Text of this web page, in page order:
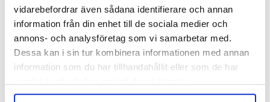
vidarebefordrar även sådana identifierare och annan
information från din enhet till de sociala medier och
annons- och analysföretag som vi samarbetar med.
Dessa kan i sin tur kombinera informationen med annan
information som du har tillhandahållit eller som de har